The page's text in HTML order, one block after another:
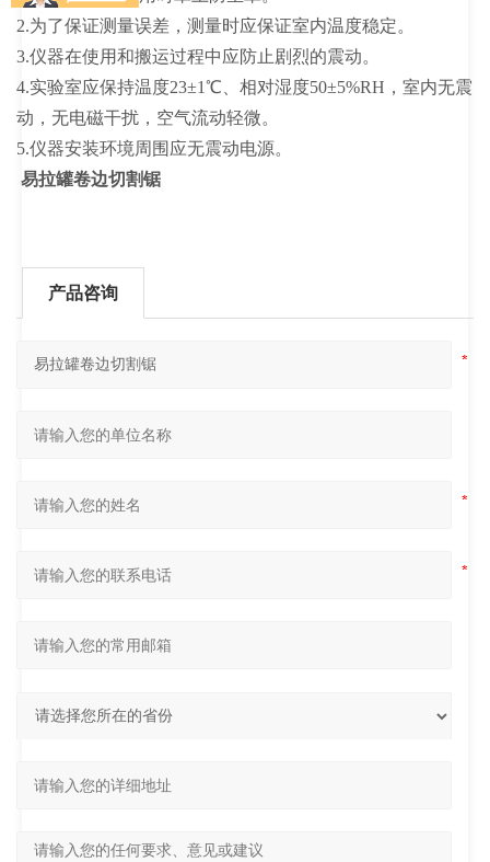
2.为了保证测量误差，测量时应保证室内温度稳定。
3.仪器在使用和搬运过程中应防止剧烈的震动。
4.实验室应保持温度23±1℃、相对湿度50±5%RH，室内无震
动，无电磁干扰，空气流动轻微。
5.仪器安装环境周围应无震动电源。
易拉罐卷边切割锯
产品咨询